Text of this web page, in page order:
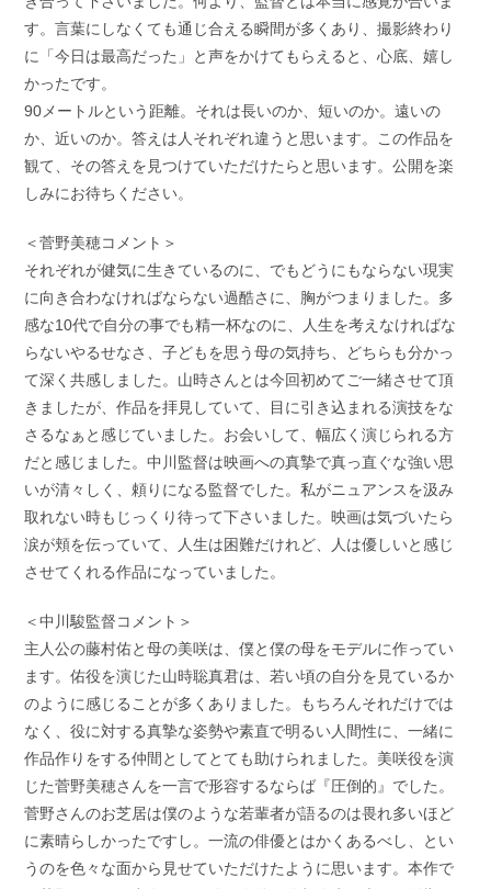
す。言葉にしなくても通じ合える瞬間が多くあり、撮影終わり
に「今日は最高だった」と声をかけてもらえると、心底、嬉し
かったです。
90メートルという距離。それは長いのか、短いのか。遠いの
か、近いのか。答えは人それぞれ違うと思います。この作品を
観て、その答えを見つけていただけたらと思います。公開を楽
しみにお待ちください。
＜菅野美穂コメント＞
それぞれが健気に生きているのに、でもどうにもならない現実
に向き合わなければならない過酷さに、胸がつまりました。多
感な10代で自分の事でも精一杯なのに、人生を考えなければな
らないやるせなさ、子どもを思う母の気持ち、どちらも分かっ
て深く共感しました。山時さんとは今回初めてご一緒させて頂
きましたが、作品を拝見していて、目に引き込まれる演技をな
さるなぁと感じていました。お会いして、幅広く演じられる方
だと感じました。中川監督は映画への真摯で真っ直ぐな強い思
いが清々しく、頼りになる監督でした。私がニュアンスを汲み
取れない時もじっくり待って下さいました。映画は気づいたら
涙が頬を伝っていて、人生は困難だけれど、人は優しいと感じ
させてくれる作品になっていました。
＜中川駿監督コメント＞
主人公の藤村佑と母の美咲は、僕と僕の母をモデルに作ってい
ます。佑役を演じた山時聡真君は、若い頃の自分を見ているか
のように感じることが多くありました。もちろんそれだけでは
なく、役に対する真摯な姿勢や素直で明るい人間性に、一緒に
作品作りをする仲間としてとても助けられました。美咲役を演
じた菅野美穂さんを一言で形容するならば『圧倒的』でした。
菅野さんのお芝居は僕のような若輩者が語るのは畏れ多いほど
に素晴らしかったですし。一流の俳優とはかくあるべし、とい
うのを色々な面から見せていただけたように思います。本作で